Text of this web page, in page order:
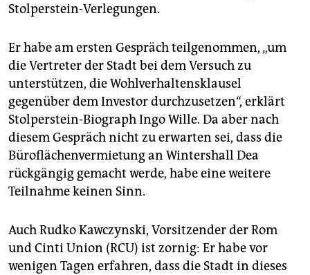
Stolperstein-Verlegungen.
Er habe am ersten Gespräch teilgenommen, „um
die Vertreter der Stadt bei dem Versuch zu
unterstützen, die Wohlverhaltensklausel
gegenüber dem Investor durchzusetzen“, erklärt
Stolperstein-Biograph Ingo Wille. Da aber nach
diesem Gespräch nicht zu erwarten sei, dass die
Büroflächenvermietung an Wintershall Dea
rückgängig gemacht werde, habe eine weitere
Teilnahme keinen Sinn.
Auch Rudko Kawczynski, Vorsitzender der Rom
und Cinti Union (RCU) ist zornig: Er habe vor
wenigen Tagen erfahren, dass die Stadt in dieses